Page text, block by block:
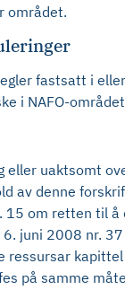
området.
fastsatt i
i NAFO-
eller uaktsomt
av denne
15 om retten til å
juni 2008 nr.
ressursar
på samme